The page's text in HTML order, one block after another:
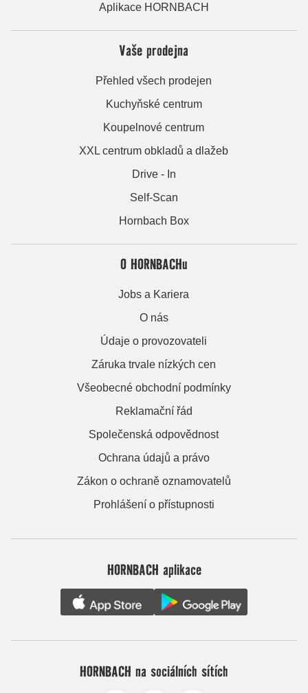
Aplikace HORNBACH
Vaše prodejna
Přehled všech prodejen
Kuchyňské centrum
Koupelnové centrum
XXL centrum obkladů a dlažeb
Drive - In
Self-Scan
Hornbach Box
O HORNBACHu
Jobs a Kariera
O nás
Údaje o provozovateli
Záruka trvale nízkých cen
Všeobecné obchodní podmínky
Reklamační řád
Společenská odpovědnost
Ochrana údajů a právo
Zákon o ochraně oznamovatelů
Prohlášení o přístupnosti
HORNBACH aplikace
HORNBACH na sociálních sítích